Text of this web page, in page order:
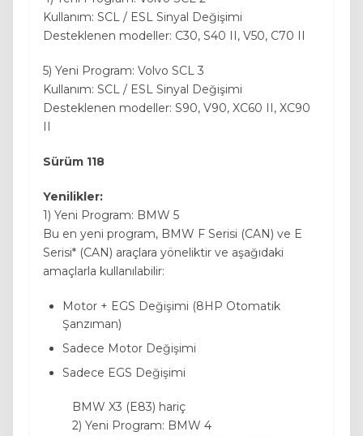
Kullanım: SCL / ESL Sinyal Değişimi
Desteklenen modeller: C30, S40 II, V50, C70 II
5) Yeni Program: Volvo SCL 3
Kullanım: SCL / ESL Sinyal Değişimi
Desteklenen modeller: S90, V90, XC60 II, XC90
II
Sürüm 118
Yenilikler:
1) Yeni Program: BMW 5
Bu en yeni program, BMW F Serisi (CAN) ve E
Serisi* (CAN) araçlara yöneliktir ve aşağıdaki
amaçlarla kullanılabilir:
Motor + EGS Değişimi (8HP Otomatik
Şanzıman)
Sadece Motor Değişimi
Sadece EGS Değişimi
BMW X3 (E83) hariç
2) Yeni Program: BMW 4